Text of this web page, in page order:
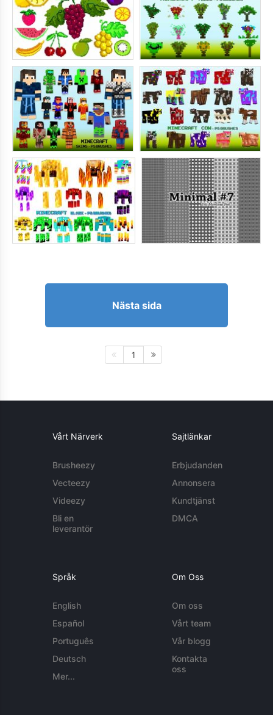
Nästa sida
1
Vårt Närverk
Brusheezy
Vecteezy
Videezy
Bli en
leverantör
Sajtlänkar
Erbjudanden
Annonsera
Kundtjänst
DMCA
Språk
English
Español
Português
Deutsch
Mer...
Om Oss
Om oss
Vårt team
Vår blogg
Kontakta
oss